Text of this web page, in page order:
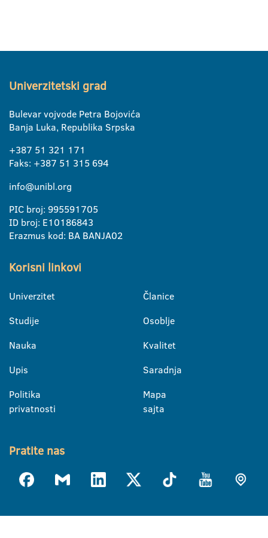
Univerzitetski grad
Bulevar vojvode Petra Bojovića
Banja Luka, Republika Srpska
+387 51 321 171
Faks: +387 51 315 694
info@unibl.org
PIC broj: 995591705
ID broj: E10186843
Erazmus kod: BA BANJA02
Korisni linkovi
Univerzitet
Studije
Nauka
Upis
Politika
privatnosti
Članice
Osoblje
Kvalitet
Saradnja
Mapa
sajta
Pratite nas